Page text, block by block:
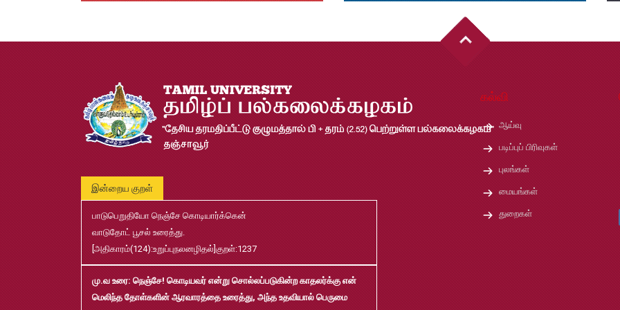
இன்றைய குறள்
பாடுபெறுதியோ நெஞ்சே கொடியார்க்கென்
வாடுதோட் பூசல் உரைத்து.
[அதிகாரம்(124):உறுப்புநலனழிதல்]குறள்:1237
மு.வ உரை: நெஞ்சே! கொடியவர் என்று சொல்லப்படுகின்ற காதலர்க்கு என்
மெலிந்த தோள்களின் ஆரவாரத்தை உரைத்து, அந்த உதவியால் பெருமை
கல்வி
ஆய்வு
படிப்புப் பிரிவுகள்
புலங்கள்
மையங்கள்
துறைகள்